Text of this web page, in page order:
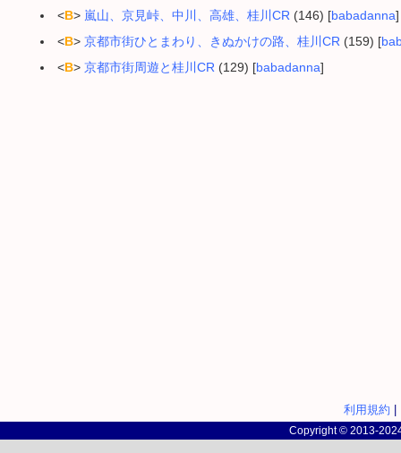
<B> 嵐山、京見峠、中川、高雄、桂川CR (146) [babadanna]
<B> 京都市街ひとまわり、きぬかけの路、桂川CR (159) [
<B> 京都市街周遊と桂川CR (129) [babadanna]
利用規約
Copyright © 2013-